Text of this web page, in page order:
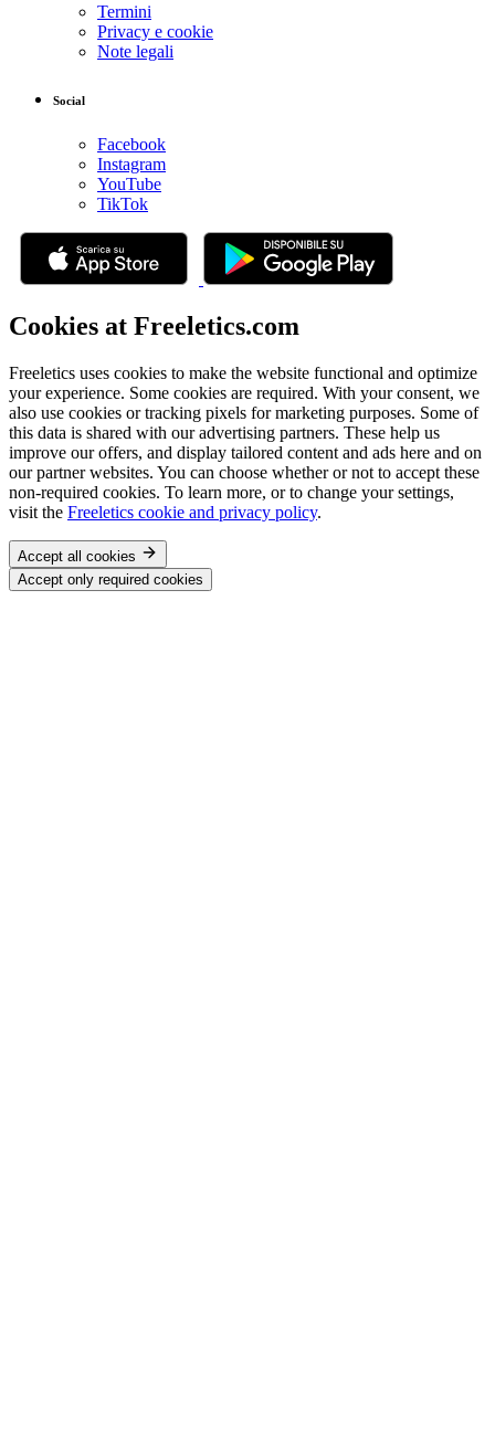
Termini
Privacy e cookie
Note legali
Social
Facebook
Instagram
YouTube
TikTok
Cookies at Freeletics.com
Freeletics uses cookies to make the website functional and optimize
your experience. Some cookies are required. With your consent, we
also use cookies or tracking pixels for marketing purposes. Some of
this data is shared with our advertising partners. These help us
improve our offers, and display tailored content and ads here and on
our partner websites. You can choose whether or not to accept these
non-required cookies. To learn more, or to change your settings,
visit the Freeletics cookie and privacy policy.
Accept all cookies
Accept only required cookies